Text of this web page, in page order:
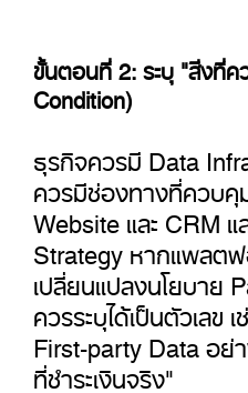
ขั้นตอนที่ 2: ระบุ "สิ่งที่ค
Condition)
ธุรกิจควรมี Data
ควรมีช่องทางที่ควบคุ
Website และ CRM
Strategy หากแพลต
เปลี่ยนแปลงนโยบาย
ควรระบุได้เป็นตัวเลข
First-party Data อย่
ที่ชำระเงินจริง"